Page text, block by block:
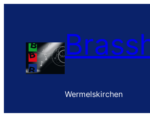
Wermelskirchen